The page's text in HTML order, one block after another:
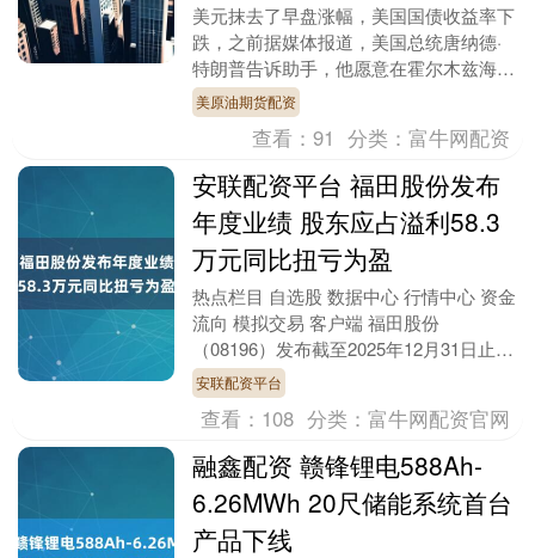
美元抹去了早盘涨幅，美国国债收益率下
跌，之前据媒体报道，美国总统唐纳德·
特朗普告诉助手，他愿意在霍尔木兹海峡
不重新开放的情况下结束对伊朗的军事行
动。美元即期指数....
美原油期货配资
查看：91 分类：富牛网配资
安联配资平台 福田股份发布
年度业绩 股东应占溢利58.3
万元同比扭亏为盈
热点栏目 自选股 数据中心 行情中心 资金
流向 模拟交易 客户端 福田股份
（08196）发布截至2025年12月31日止年
度业绩，该集团期内取得收益1.31亿元....
安联配资平台
查看： 108 分类：富牛网配资官网
融鑫配资 赣锋锂电588Ah-
6.26MWh 20尺储能系统首台
产品下线